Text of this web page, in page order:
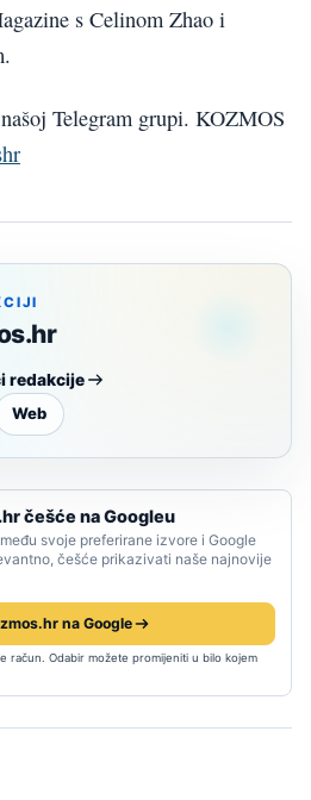
s Celinom Zhao i
Telegram grupi. KOZMOS
redakcije
Web
češće na Googleu
svoje preferirane izvore i Google
češće prikazivati naše najnovije
na Google
račun. Odabir možete promijeniti u bilo kojem